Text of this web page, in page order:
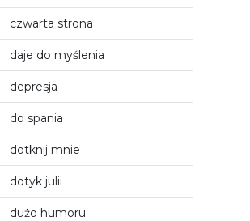
czwarta strona
daje do myślenia
depresja
do spania
dotknij mnie
dotyk julii
dużo humoru